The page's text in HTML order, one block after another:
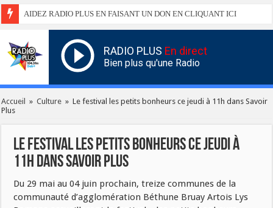
AIDEZ RADIO PLUS EN FAISANT UN DON EN CLIQUANT ICI
RADIO PLUS En direct
Bien plus qu'une Radio
Accueil » Culture » Le festival les petits bonheurs ce jeudi à 11h dans Savoir
Plus
Le festival les petits bonheurs ce jeudi à
11h dans Savoir Plus
Du 29 mai au 04 juin prochain, treize communes de la
communauté d’agglomération Béthune Bruay Artois Lys